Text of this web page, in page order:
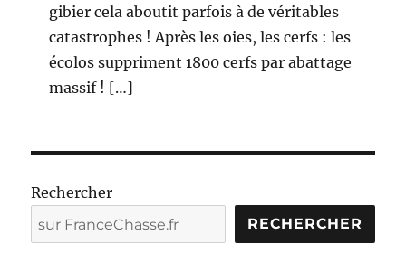
gibier cela aboutit parfois à de véritables
catastrophes ! Après les oies, les cerfs : les
écolos suppriment 1800 cerfs par abattage
massif ! […]
Rechercher
RECHERCHER